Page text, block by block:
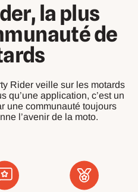
la plus
de
Rider veille sur les motards
qu’une application, c’est un
une communauté toujours
l’avenir de la moto.